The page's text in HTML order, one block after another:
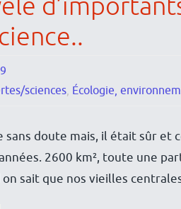
sciences, Écologie,
doute mais, il était sûr et
2600 km², toute une
sait que nos vieilles